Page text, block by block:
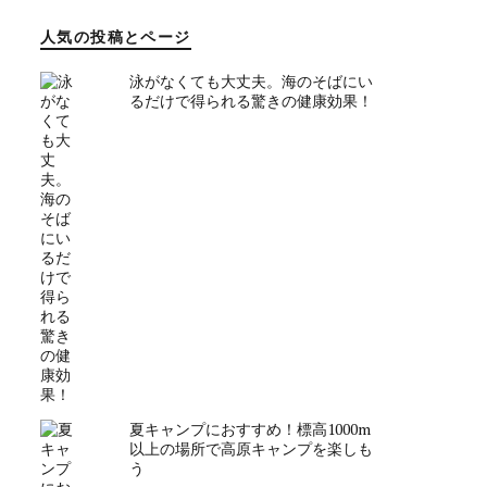
人気の投稿とページ
泳がなくても大丈夫。海のそばにい
るだけで得られる驚きの健康効果！
夏キャンプにおすすめ！標高1000m
以上の場所で高原キャンプを楽しも
う